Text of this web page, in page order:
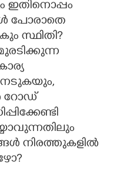
പോരാതെ
സ്ഥിതി?​
റോഡ്
നിരത്തുകളിൽ